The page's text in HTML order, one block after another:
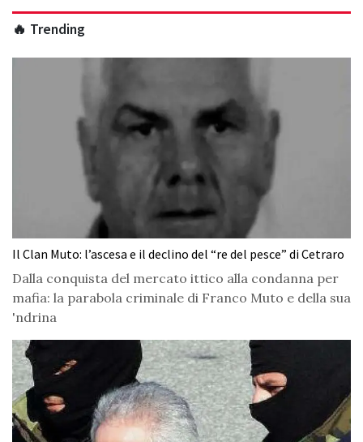
🔥 Trending
Il Clan Muto: l’ascesa e il declino del “re del pesce” di Cetraro
Dalla conquista del mercato ittico alla condanna per
mafia: la parabola criminale di Franco Muto e della sua
'ndrina